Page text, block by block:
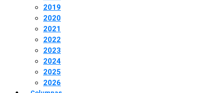
2019
2020
2021
2022
2023
2024
2025
2026